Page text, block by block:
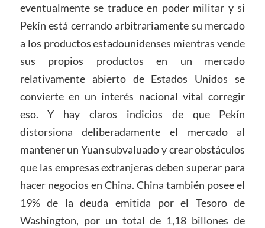
eventualmente se traduce en poder militar y si
Pekín está cerrando arbitrariamente su mercado
a los productos estadounidenses mientras vende
sus propios productos en un mercado
relativamente abierto de Estados Unidos se
convierte en un interés nacional vital corregir
eso. Y hay claros indicios de que Pekín
distorsiona deliberadamente el mercado al
mantener un Yuan subvaluado y crear obstáculos
que las empresas extranjeras deben superar para
hacer negocios en China. China también posee el
19% de la deuda emitida por el Tesoro de
Washington, por un total de 1,18 billones de